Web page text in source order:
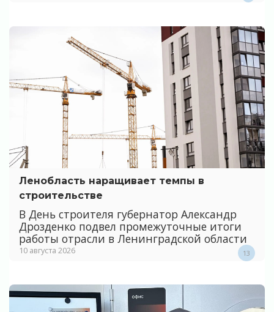
Ленобласть наращивает темпы в
строительстве
В День строителя губернатор Александр
Дрозденко подвел промежуточные итоги
работы отрасли в Ленинградской области
10 августа 2026 13